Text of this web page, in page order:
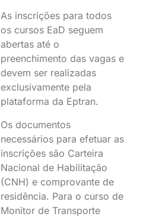
As inscrições para todos
os cursos EaD seguem
abertas até o
preenchimento das vagas e
devem ser realizadas
exclusivamente pela
plataforma da Eptran.
Os documentos
necessários para efetuar as
inscrições são Carteira
Nacional de Habilitação
(CNH) e comprovante de
residência. Para o curso de
Monitor de Transporte